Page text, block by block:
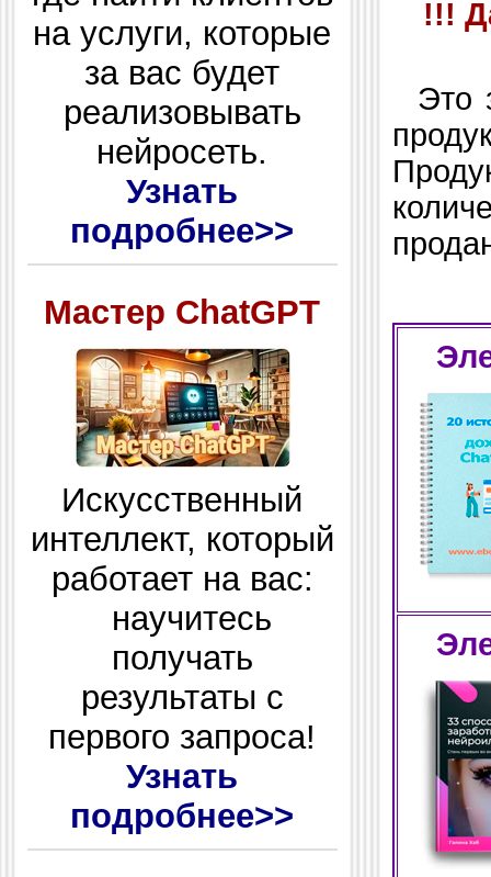
на услуги, которые
за вас будет
реализовывать
нейросеть.
Узнать
подробнее>>
Мастер ChatGPT
Искусственный
интеллект, который
работает на вас:
научитесь
получать
результаты с
первого запроса!
Узнать
подробнее>>
!!!
Это